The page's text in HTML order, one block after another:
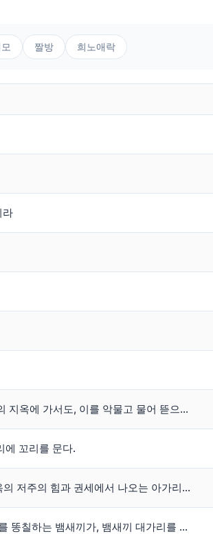
짤방 희노애락
라
이 성령이라는 이름의 저주를, 이 뱀을, 이 뱀의 지옥에 가서도, 이를 악물고 물어 뜯으리라.
에 꼬리를 문다.
진실이란, 오직 지옥의 개와 저주의 뱀의, 지옥의 저주의 힘과 권세에서 나오는 아가리 털기.
성령이라는 씹창놈의 지옥의 뱀새끼, 그 저주를 똥칠하는 뱀새끼가, 뱀새끼 대가리를 스스로, 영원토록 내려치는 꼬라지를 보고야 말겠다.